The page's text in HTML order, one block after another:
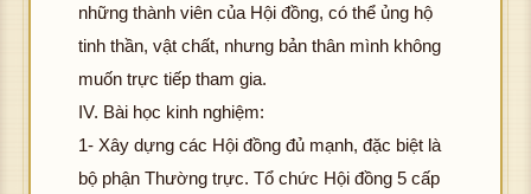
những thành viên của Hội đồng, có thể ủng hộ
tinh thần, vật chất, nhưng bản thân mình không
muốn trực tiếp tham gia.
IV. Bài học kinh nghiệm:
1- Xây dựng các Hội đồng đủ mạnh, đặc biệt là
bộ phận Thường trực. Tổ chức Hội đồng 5 cấp